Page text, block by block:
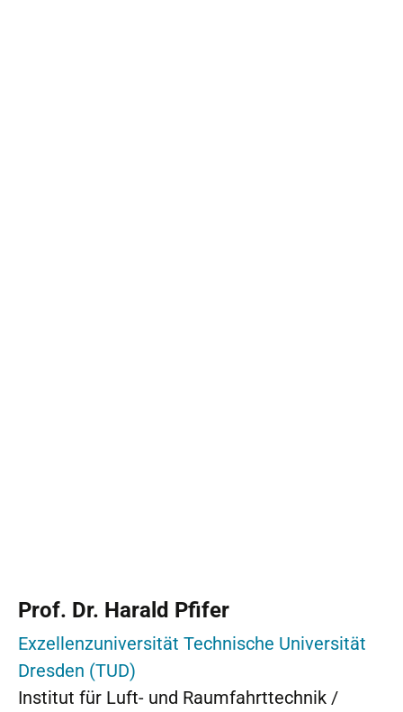
Prof. Dr. Harald Pfifer
Exzellenzuniversität Technische Universität
Dresden (TUD)
Institut für Luft- und Raumfahrttechnik /